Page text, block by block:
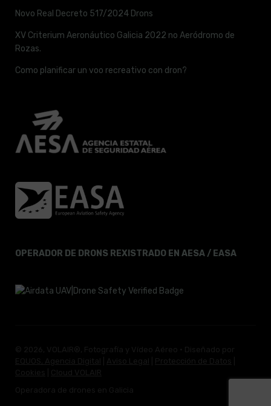
Novo Real Decreto 517/2024 Drons
XV Criterium Aeronáutico Galicia 2022 no Aeródromo de
Rozas.
Como planificar un voo recreativo con dron?
OPERADOR DE DRONS REXISTRADO EN AESA / EASA